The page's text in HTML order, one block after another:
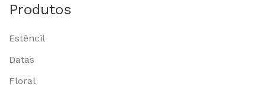
Produtos
Estêncil
Datas
Floral